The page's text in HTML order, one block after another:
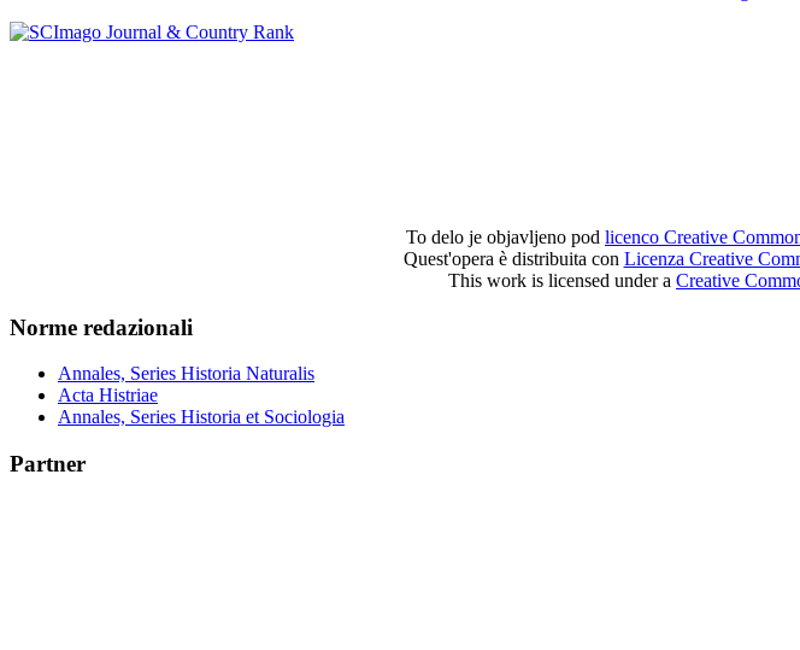
To delo je objavljeno pod licenco Creative
Quest'opera è distribuita con Licenza Creative
This work is licensed under a Creative
Norme redazionali
Annales, Series Historia Naturalis
Acta Histriae
Annales, Series Historia et Sociologia
Partner